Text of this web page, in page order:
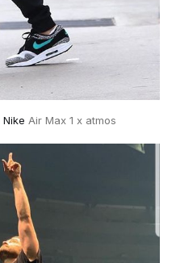
Nike Air Max 1 x atmos